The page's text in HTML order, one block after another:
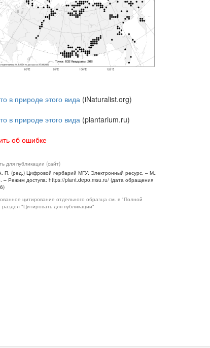
в природе этого вида (iNaturalist.org)
в природе этого вида (plantarium.ru)
об ошибке
для публикации (сайт)
П. (ред.) Цифровой гербарий МГУ: Электронный ресурс. – М.:
– Режим доступа: https://plant.depo.msu.ru/ (дата обращения
цитирование отдельного образца см. в "Полной
раздел "Цитировать для публикации"